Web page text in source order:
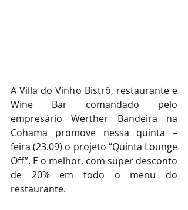
A Villa do Vinho Bistrô, restaurante e
Wine Bar comandado pelo
empresário Werther Bandeira na
Cohama promove nessa quinta –
feira (23.09) o projeto “Quinta Lounge
Off”. E o melhor, com super desconto
de 20% em todo o menu do
restaurante.